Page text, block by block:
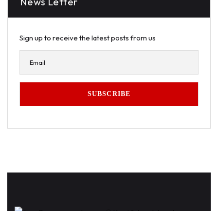
Sign up to receive the latest posts from us